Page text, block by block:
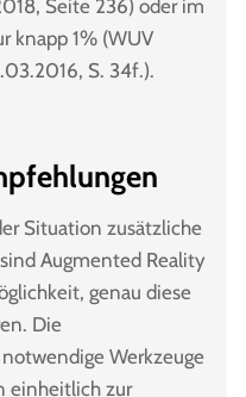
Seite 236) oder im
knapp 1% (WUV
S. 34f.).
Situation zusätzliche
Augmented Reality
genau diese
Die
Werkzeuge
einheitlich zur